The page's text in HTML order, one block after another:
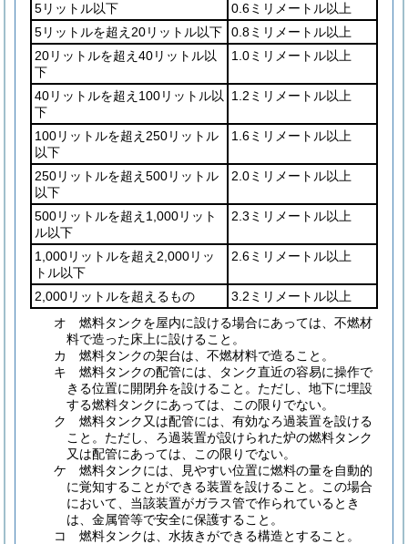
5リットル以下
0.6ミリメートル以上
5リットルを超え20リットル以下
0.8ミリメートル以上
20リットルを超え40リットル以
下
1.0ミリメートル以上
40リットルを超え100リットル以
下
1.2ミリメートル以上
100リットルを超え250リットル
以下
1.6ミリメートル以上
250リットルを超え500リットル
以下
2.0ミリメートル以上
500リットルを超え1,000リット
ル以下
2.3ミリメートル以上
1,000リットルを超え2,000リッ
トル以下
2.6ミリメートル以上
2,000リットルを超えるもの
3.2ミリメートル以上
オ
燃料タンクを屋内に設ける場合にあっては、不燃材
料で造った床上に設けること。
カ
燃料タンクの架台は、不燃材料で造ること。
キ
燃料タンクの配管には、タンク直近の容易に操作で
きる位置に開閉弁を設けること。 ただし、地下に埋設
する燃料タンクにあっては、この限りでない。
ク
燃料タンク又は配管には、有効なろ過装置を設ける
こと。 ただし、ろ過装置が設けられた炉の燃料タンク
又は配管にあっては、この限りでない。
ケ
燃料タンクには、見やすい位置に燃料の量を自動的
に覚知することができる装置を設けること。
この場合
において、当該装置がガラス管で作られているとき
は、金属管等で安全に保護すること。
コ
燃料タンクは、水抜きができる構造とすること。